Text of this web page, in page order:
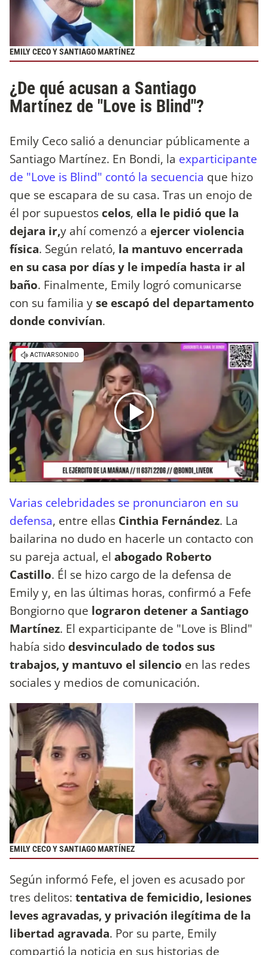
EMILY CECO Y SANTIAGO MARTÍNEZ
¿De qué acusan a Santiago
Martínez de "Love is Blind"?
Emily Ceco salió a denunciar públicamente a
Santiago Martínez. En Bondi, la exparticipante
de "Love is Blind" contó la secuencia que hizo
que se escapara de su casa. Tras un enojo de
él por supuestos celos, ella le pidió que la
dejara ir,y ahí comenzó a ejercer violencia
física. Según relató, la mantuvo encerrada
en su casa por días y le impedía hasta ir al
baño. Finalmente, Emily logró comunicarse
con su familia yse escapó del departamento
donde convivían.
Varias celebridades se pronunciaron en su
defensa, entre ellas Cinthia Fernández. La
bailarina no dudo en hacerle un contacto con
su pareja actual, el abogado Roberto
Castillo. Él se hizo cargo de la defensa de
Emily y, en las últimas horas, confirmó a Fefe
Bongiorno que lograron detener a Santiago
Martínez. El exparticipante de "Love is Blind"
había sidodesvinculado de todos sus
trabajos, y mantuvo el silencio en las redes
sociales y medios de comunicación.
EMILY CECO Y SANTIAGO MARTÍNEZ
Según informó Fefe, el joven es acusado por
tres delitos: tentativa de femicidio, lesiones
leves agravadas, y privación ilegítima de la
libertad agravada. Por su parte, Emily
compartió la noticia en sus historias de